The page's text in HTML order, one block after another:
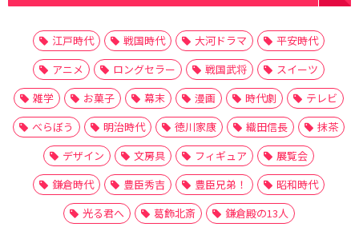
江戸時代 戦国時代 大河ドラマ
平安時代
アニメ
ロングセラー 戦国武将
スイーツ
雑学
お菓子 幕末 漫画 時代劇
テレビ
べらぼう
明治時代 徳川家康 織田信長
抹茶
デザイン
文房具 フィギュア
展覧会
鎌倉時代
豊臣秀吉 豊臣兄弟！
昭和時代
光る君へ
葛飾北斎 鎌倉殿の13人